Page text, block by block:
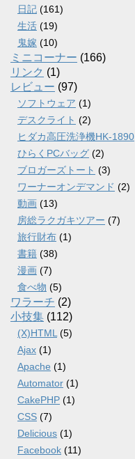
日記 (161)
生活 (19)
鬼嫁 (10)
ミニコーナー (166)
リンク (1)
レビュー (97)
ソフトウェア (1)
デスクライト (2)
ヒダカ高圧洗浄機HK-1890
ひらくPCバッグ (2)
ブロガーズトート (3)
ワーナーオンデマンド (2)
動画 (13)
房総ラクガキツアー (7)
旅行財布 (1)
書籍 (38)
漫画 (7)
食べ物 (5)
ワラーチ (2)
小技集 (112)
(X)HTML (5)
Ajax (1)
Apache (1)
Automator (1)
CakePHP (1)
CSS (7)
Delicious (1)
Facebook (11)